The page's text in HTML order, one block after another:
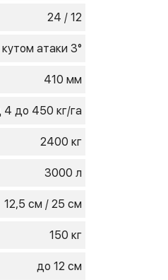
24 / 12
атаки 3°
410 мм
4 до 450 кг/га
2400 кг
3000 л
12,5 см / 25 см
150 кг
до 12 см